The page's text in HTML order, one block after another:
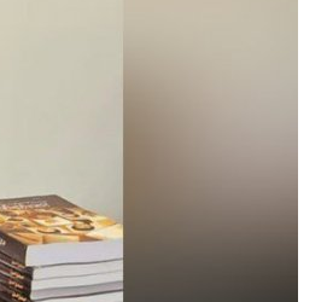
ارتفاع حصيلة ضحايا إطلاق النار في